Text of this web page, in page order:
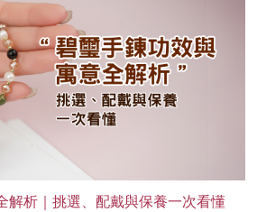
解析｜挑選、配戴與保養一次看懂